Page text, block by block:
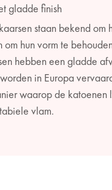
gladde finish
staan bekend om
om hun vorm te
hebben een gladde
in Europa
waarop de katoenen
vlam.